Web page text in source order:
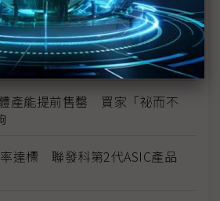
、出貨比創高 村田示警全球AI基
產能提前售罄 買家「祕而不
達標 聯發科第2代ASIC產品